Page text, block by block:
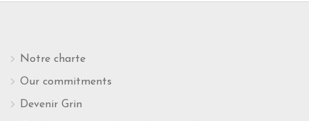
Notre charte
Our commitments
Devenir Grin